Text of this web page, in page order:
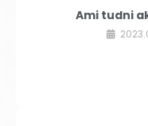
Ami tudni